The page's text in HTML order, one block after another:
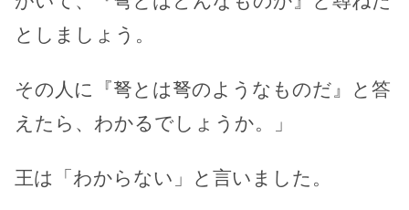
としましょう。
その人に『弩とは弩のようなものだ』と答
えたら、わかるでしょうか。」
王は「わからない」と言いました。